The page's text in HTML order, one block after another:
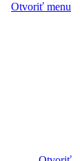
Otvoriť menu